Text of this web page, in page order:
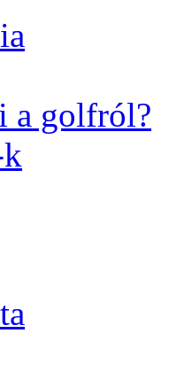
a golfról?